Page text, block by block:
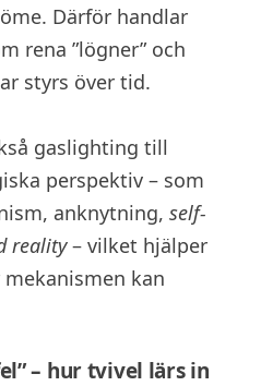
Därför handlar
rena ”lögner” och
styrs över tid.
gaslighting till
perspektiv – som
anknytning, self-
reality– vilket hjälper
kan
– hur tvivel lärs in